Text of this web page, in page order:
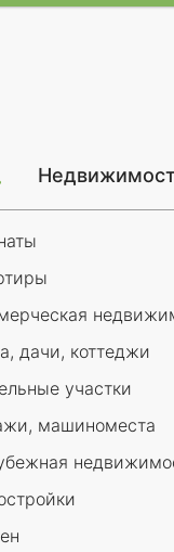
дачи, коттеджи
участки
машиноместа